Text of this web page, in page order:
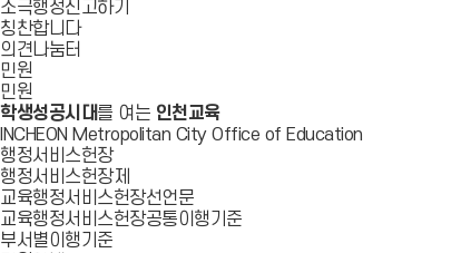
소극행정신고하기
칭찬합니다
의견나눔터
민원
민원
학생성공시대를 여는 인천교육
INCHEON Metropolitan City Office of Education
행정서비스헌장
행정서비스헌장제
교육행정서비스헌장선언문
교육행정서비스헌장공통이행기준
부서별이행기준